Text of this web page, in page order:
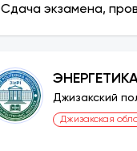
Сдача экзамена,
Джизакский
Джизакская